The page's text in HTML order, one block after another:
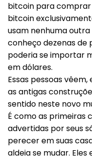
bitcoin para comprar
bitcoin
usam nenhuma
conheço dezenas de
poderia se importar
em dólares.
Essas pessoas
as antigas
sentido neste novo
É como as primeiras
advertidas por seus
perecer em suas
aldeia se mudar.